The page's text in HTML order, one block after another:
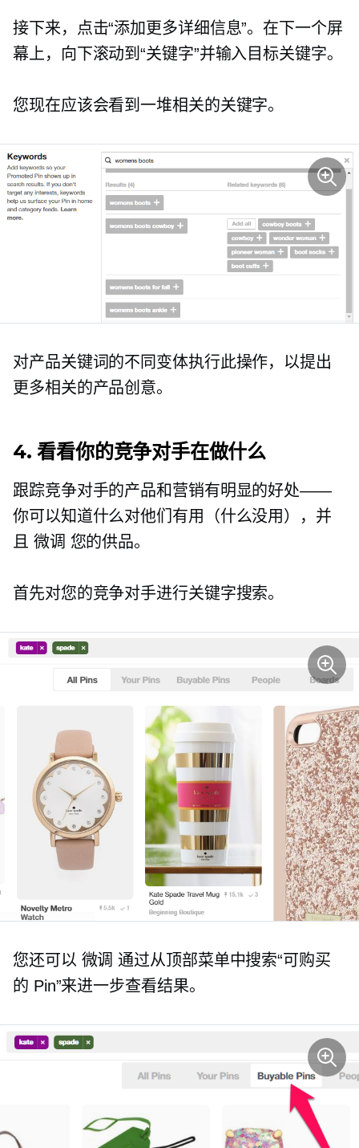
接下来，点击“添加更多详细信息”。在下一个屏
幕上，向下滚动到“关键字”并输入目标关键字。
您现在应该会看到一堆相关的关键字。
对产品关键词的不同变体执行此操作，以提出
更多相关的产品创意。
4. 看看你的竞争对手在做什么
跟踪竞争对手的产品和营销有明显的好处——
你可以知道什么对他们有用（什么没用），并
且 微调 您的供品。
首先对您的竞争对手进行关键字搜索。
您还可以 微调 通过从顶部菜单中搜索“可购买
的 Pin”来进一步查看结果。